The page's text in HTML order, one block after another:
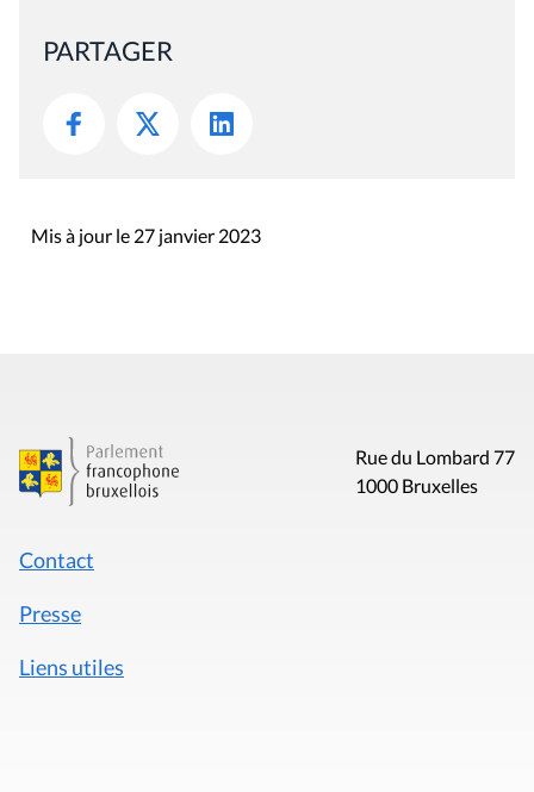
PARTAGER
Mis à jour le 27 janvier 2023
Rue du Lombard 77
1000 Bruxelles
Contact
Presse
Liens utiles